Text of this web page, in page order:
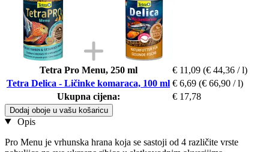
Tetra Pro Menu, 250 ml € 11,09 (€ 44,36 / l)
Tetra Delica - Ličinke komaraca, 100 ml € 6,69 (€ 66,90 / l)
Ukupna cijena:
€ 17,78
Dodaj oboje u vašu košaricu
Opis
Pro Menu je vrhunska hrana koja se sastoji od 4 različite vrste